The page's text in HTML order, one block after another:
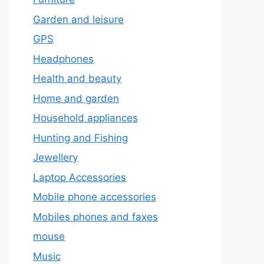
Garden and leisure
GPS
Headphones
Health and beauty
Home and garden
Household appliances
Hunting and Fishing
Jewellery
Laptop Accessories
Mobile phone accessories
Mobiles phones and faxes
mouse
Music